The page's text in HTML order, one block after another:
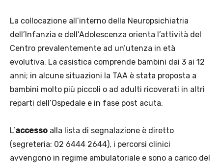
La collocazione all’interno della Neuropsichiatria
dell’Infanzia e dell’Adolescenza orienta l’attività del
Centro prevalentemente ad un’utenza in età
evolutiva. La casistica comprende bambini dai 3 ai 12
anni; in alcune situazioni la TAA è stata proposta a
bambini molto più piccoli o ad adulti ricoverati in altri
reparti dell’Ospedale e in fase post acuta.
L’accesso alla lista di segnalazione è diretto
(segreteria: 02 6444 2644), i percorsi clinici
avvengono in regime ambulatoriale e sono a carico del